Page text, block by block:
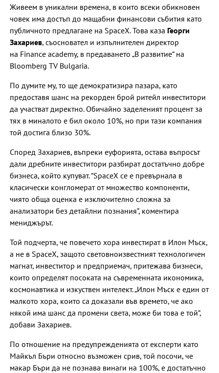
Живеем в уникални времена, в които всеки обикновен
човек има достъп до мащабни финансови събития като
публичното предлагане на SpaceX. Това каза Георги
Захариев, съосновател и изпълнителен директор
на Finance academy, в предаването „В развитие“ на
Bloomberg TV Bulgaria.
По думите му, то ще демократизира пазара, като
предоставя шанс на рекорден брой ритейл инвеститори
да участват директно. Обичайно заделеният процент за
тях в миналото е бил около 10%, но при тази компания
той достига близо 30%.
Според Захариев, въпреки еуфорията, остава въпросът
дали дребните инвеститори разбират достатъчно добре
бизнеса, който купуват. “SpaceX се е превърнала в
класически конгломерат от множество компоненти,
чиято обща оценка е изключително сложна за
анализатори без детайлни познания”, коментира
мениджърът.
Той подчерта, че повечето хора инвестират в Илон Мъск,
а не в SpaceX, защото световноизвестният технологичен
магнат, инвеститор и предприемач, притежава бизнеси,
които определят посоката на съвременната икономика,
космонавтика и изкуствен интелект. „Илон Мъск е един от
малкото хора, които са доказали във времето, че ако
някой има шанс да промени света, може би това е той“,
добави Захариев.
По отношение на предупрежденията от експерти като
Майкъл Бъри относно възможен срив, той посочи, че
макар Бъри да не познава винаги на 100%, е достатъчно